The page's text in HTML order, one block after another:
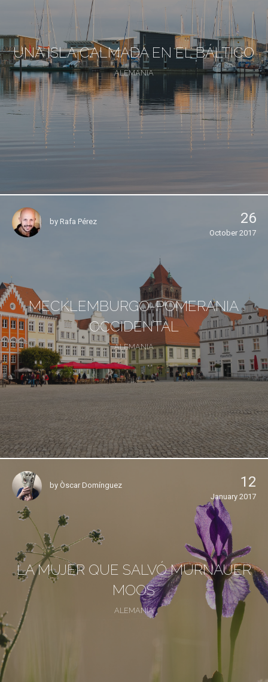
UNA ISLA CALMADA EN EL BÁLTICO
ALEMANIA
by Rafa Pérez 26
October 2017
MECKLEMBURGO-POMERANIA
OCCIDENTAL
ALEMANIA
by Òscar Domínguez 12
January 2017
LA MUJER QUE SALVÓ MURNAUER
MOOS
ALEMANIA